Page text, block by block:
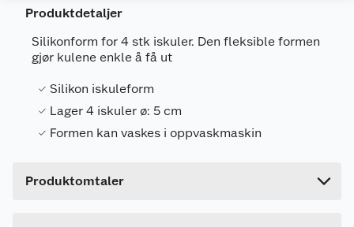
Produktdetaljer
Silikonform for 4 stk iskuler. Den fleksible formen
gjør kulene enkle å få ut
Silikon iskuleform
Lager 4 iskuler ø: 5 cm
Formen kan vaskes i oppvaskmaskin
Produktomtaler
Generelt
Leverandørens artikkelnummer
Farge
Forpakningsmål
Bruttovekt